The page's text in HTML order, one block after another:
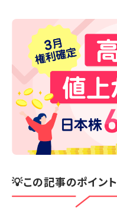
💡この記事のポイント